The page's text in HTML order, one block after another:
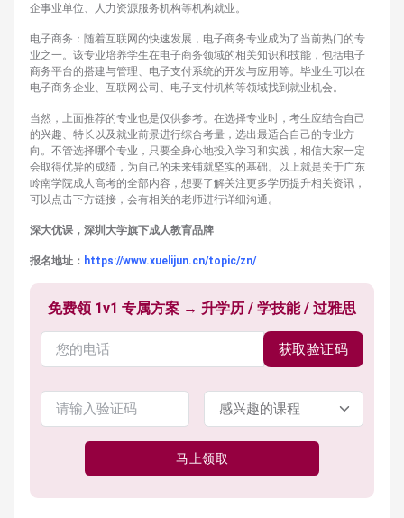
企事业单位、人力资源服务机构等机构就业。
电子商务：随着互联网的快速发展，电子商务专业成为了当前热门的专
业之一。该专业培养学生在电子商务领域的相关知识和技能，包括电子
商务平台的搭建与管理、电子支付系统的开发与应用等。毕业生可以在
电子商务企业、互联网公司、电子支付机构等领域找到就业机会。
当然，上面推荐的专业也是仅供参考。在选择专业时，考生应结合自己
的兴趣、特长以及就业前景进行综合考量，选出最适合自己的专业方
向。不管选择哪个专业，只要全身心地投入学习和实践，相信大家一定
会取得优异的成绩，为自己的未来铺就坚实的基础。以上就是关于广东
岭南学院成人高考的全部内容，想要了解关注更多学历提升相关资讯，
可以点击下方链接，会有相关的老师进行详细沟通。
深大优课，深圳大学旗下成人教育品牌
报名地址： https://www.xuelijun.cn/topic/zn/
免费领 1v1 专属方案 → 升学历 / 学技能 / 过雅思
获取验证码
马上领取